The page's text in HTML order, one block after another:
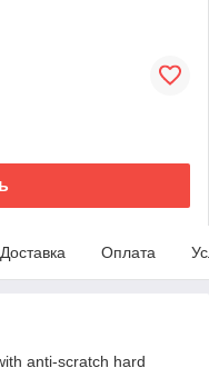
Доставка Оплата
anti-scratch hard